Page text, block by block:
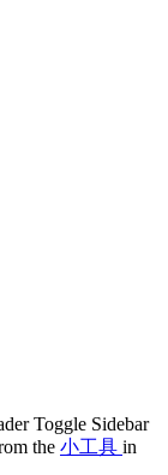
Toggle Sidebar
the 小工具 in